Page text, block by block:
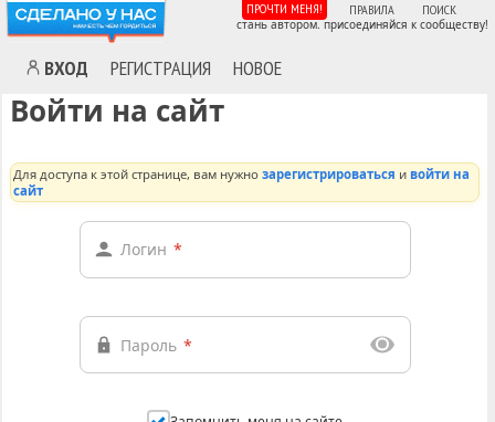
ВХОД РЕГИСТРАЦИЯ НОВОЕ
ПРОЧТИ МЕНЯ! ПРАВИЛА ПОИСК
стань автором. присоединяйся к сообществу!
Войти на сайт
Для доступа к этой странице, вам нужнозарегистрироваться ивойти на
сайт
Логин *
Пароль *